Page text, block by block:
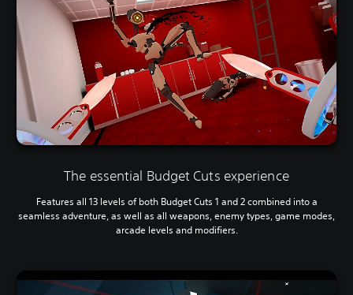
The essential Budget Cuts experience
Features all 13 levels of both Budget Cuts 1 and 2 combined into a
seamless adventure, as well as all weapons, enemy types, game modes,
arcade levels and modifiers.